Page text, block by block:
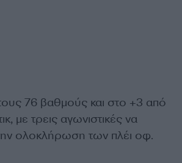
76 βαθμούς και στο +3 από
με τρεις αγωνιστικές να
ολοκλήρωση των πλέι οφ.